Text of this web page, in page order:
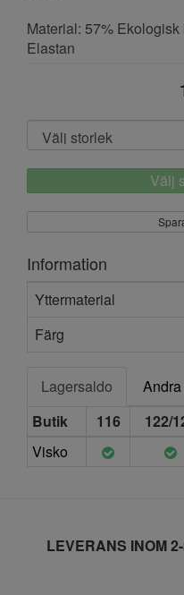
Material: 57%
Elastan
Välj
Information
Yttermaterial
Färg
Lagersaldo
Butik
116 122/
Visko
LEVERANS INOM